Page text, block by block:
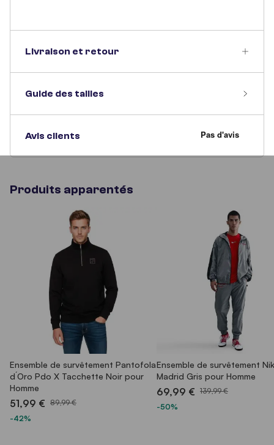
Livraison et retour
Guide des tailles
Avis clients
Produits apparentés
Ensemble de survêtement Pantofola
d´Oro Pdo X Tacchette Noir pour
Homme
51,99 € 89,99 €
-42%
Ensemble de survêtement
Madrid Gris pour Homme
69,99 € 139,99 €
-50%